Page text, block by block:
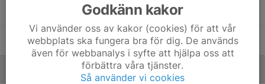
98. Anton N.
Godkänn kakor
Vi använder oss av kakor (cookies) för att vår
webbplats ska fungera bra för dig. De används
även för webbanalys i syfte att hjälpa oss att
förbättra våra tjänster.
Så använder vi cookies